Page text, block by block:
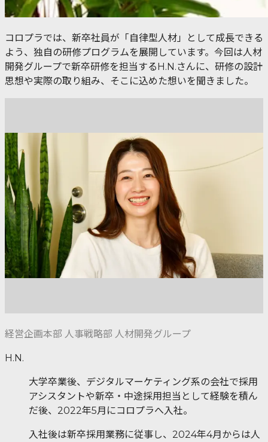
コロプラでは、新卒社員が「自律型人材」として成長できる
よう、独自の研修プログラムを展開しています。今回は人材
開発グループで新卒研修を担当するH.N.さんに、研修の設計
思想や実際の取り組み、そこに込めた想いを聞きました。
経営企画本部 人事戦略部 人材開発グループ
H.N.
大学卒業後、デジタルマーケティング系の会社で採用
アシスタントや新卒・中途採用担当として経験を積ん
だ後、2022年5月にコロプラへ入社。
入社後は新卒採用業務に従事し、2024年4月からは人